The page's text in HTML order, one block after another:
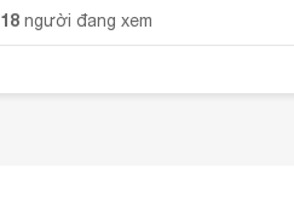
18 người đang xem